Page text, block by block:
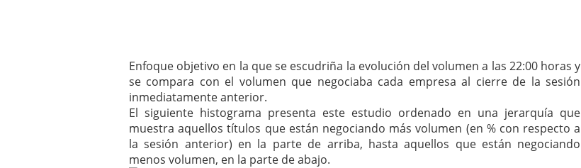
Enfoque objetivo en la que se escudriña la evolución del volumen a las 22:00 horas y
se compara con el volumen que negociaba cada empresa al cierre de la sesión
inmediatamente anterior.
El siguiente histograma presenta este estudio ordenado en una jerarquía que
muestra aquellos títulos que están negociando más volumen (en % con respecto a
la sesión anterior) en la parte de arriba, hasta aquellos que están negociando
menos volumen, en la parte de abajo.